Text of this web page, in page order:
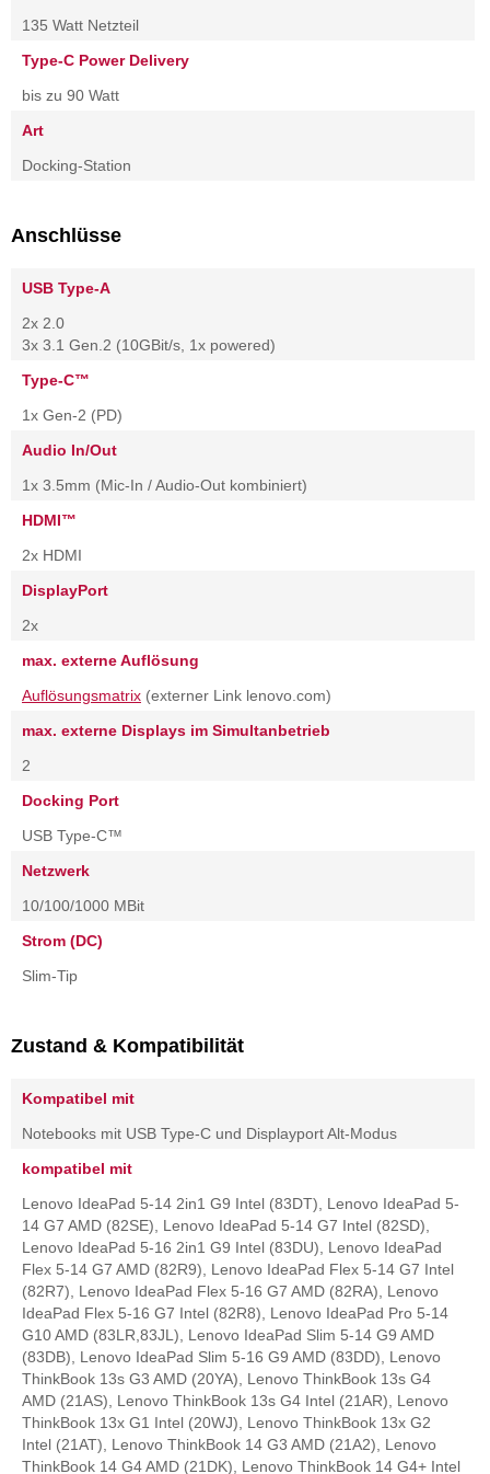
135 Watt Netzteil
Type-C Power Delivery
bis zu 90 Watt
Art
Docking-Station
Anschlüsse
USB Type-A
2x 2.0
3x 3.1 Gen.2 (10GBit/s, 1x powered)
Type-C™
1x Gen-2 (PD)
Audio In/Out
1x 3.5mm (Mic-In / Audio-Out kombiniert)
HDMI™
2x HDMI
DisplayPort
2x
max. externe Auflösung
Auflösungsmatrix (externer Link lenovo.com)
max. externe Displays im Simultanbetrieb
2
Docking Port
USB Type-C™
Netzwerk
10/100/1000 MBit
Strom (DC)
Slim-Tip
Zustand & Kompatibilität
Kompatibel mit
Notebooks mit USB Type-C und Displayport Alt-Modus
kompatibel mit
Lenovo IdeaPad 5-14 2in1 G9 Intel (83DT), Lenovo IdeaPad 5-
14 G7 AMD (82SE), Lenovo IdeaPad 5-14 G7 Intel (82SD),
Lenovo IdeaPad 5-16 2in1 G9 Intel (83DU), Lenovo IdeaPad
Flex 5-14 G7 AMD (82R9), Lenovo IdeaPad Flex 5-14 G7 Intel
(82R7), Lenovo IdeaPad Flex 5-16 G7 AMD (82RA), Lenovo
IdeaPad Flex 5-16 G7 Intel (82R8), Lenovo IdeaPad Pro 5-14
G10 AMD (83LR,83JL), Lenovo IdeaPad Slim 5-14 G9 AMD
(83DB), Lenovo IdeaPad Slim 5-16 G9 AMD (83DD), Lenovo
ThinkBook 13s G3 AMD (20YA), Lenovo ThinkBook 13s G4
AMD (21AS), Lenovo ThinkBook 13s G4 Intel (21AR), Lenovo
ThinkBook 13x G1 Intel (20WJ), Lenovo ThinkBook 13x G2
Intel (21AT), Lenovo ThinkBook 14 G3 AMD (21A2), Lenovo
ThinkBook 14 G4 AMD (21DK), Lenovo ThinkBook 14 G4+ Intel